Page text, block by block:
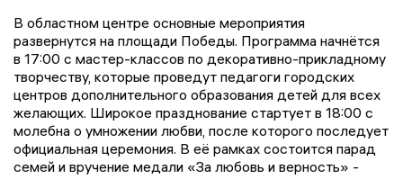
В областном центре основные мероприятия
развернутся на площади Победы. Программа начнётся
в 17:00 с мастер-классов по декоративно-прикладному
творчеству, которые проведут педагоги городских
центров дополнительного образования детей для всех
желающих. Широкое празднование стартует в 18:00 с
молебна о умножении любви, после которого последует
официальная церемония. В её рамках состоится парад
семей и вручение медали «За любовь и верность» -